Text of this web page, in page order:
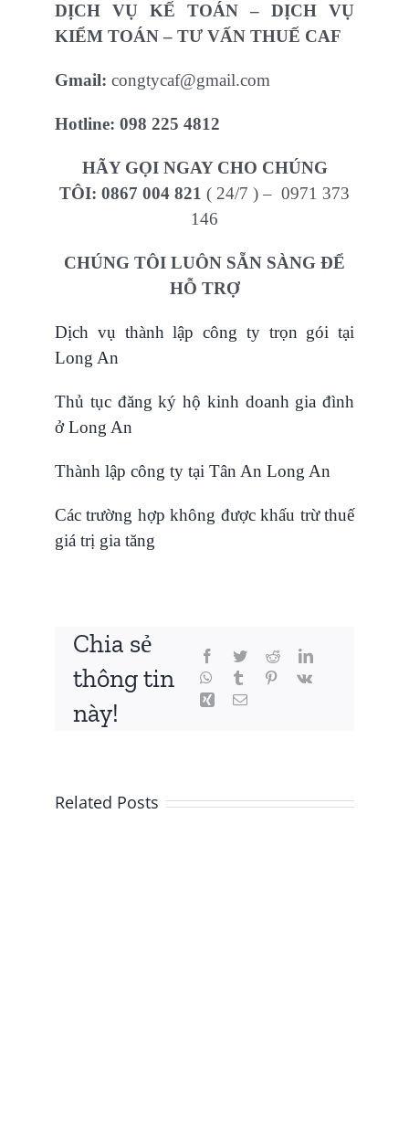
DỊCH VỤ KẾ TOÁN – DỊCH VỤ
KIỂM TOÁN – TƯ VẤN THUẾ CAF
Gmail: congtycaf@gmail.com
Hotline: 098 225 4812
HÃY GỌI NGAY CHO CHÚNG
TÔI: 0867 004 821 ( 24/7 ) – 0971 373
146
CHÚNG TÔI LUÔN SẴN SÀNG ĐỂ
HỖ TRỢ
Dịch vụ thành lập công ty trọn gói tại
Long An
Thủ tục đăng ký hộ kinh doanh gia đình
ở Long An
Thành lập công ty tại Tân An Long An
Các trường hợp không được khấu trừ thuế
giá trị gia tăng
Chia sẻ
thông tin
này!
Related Posts